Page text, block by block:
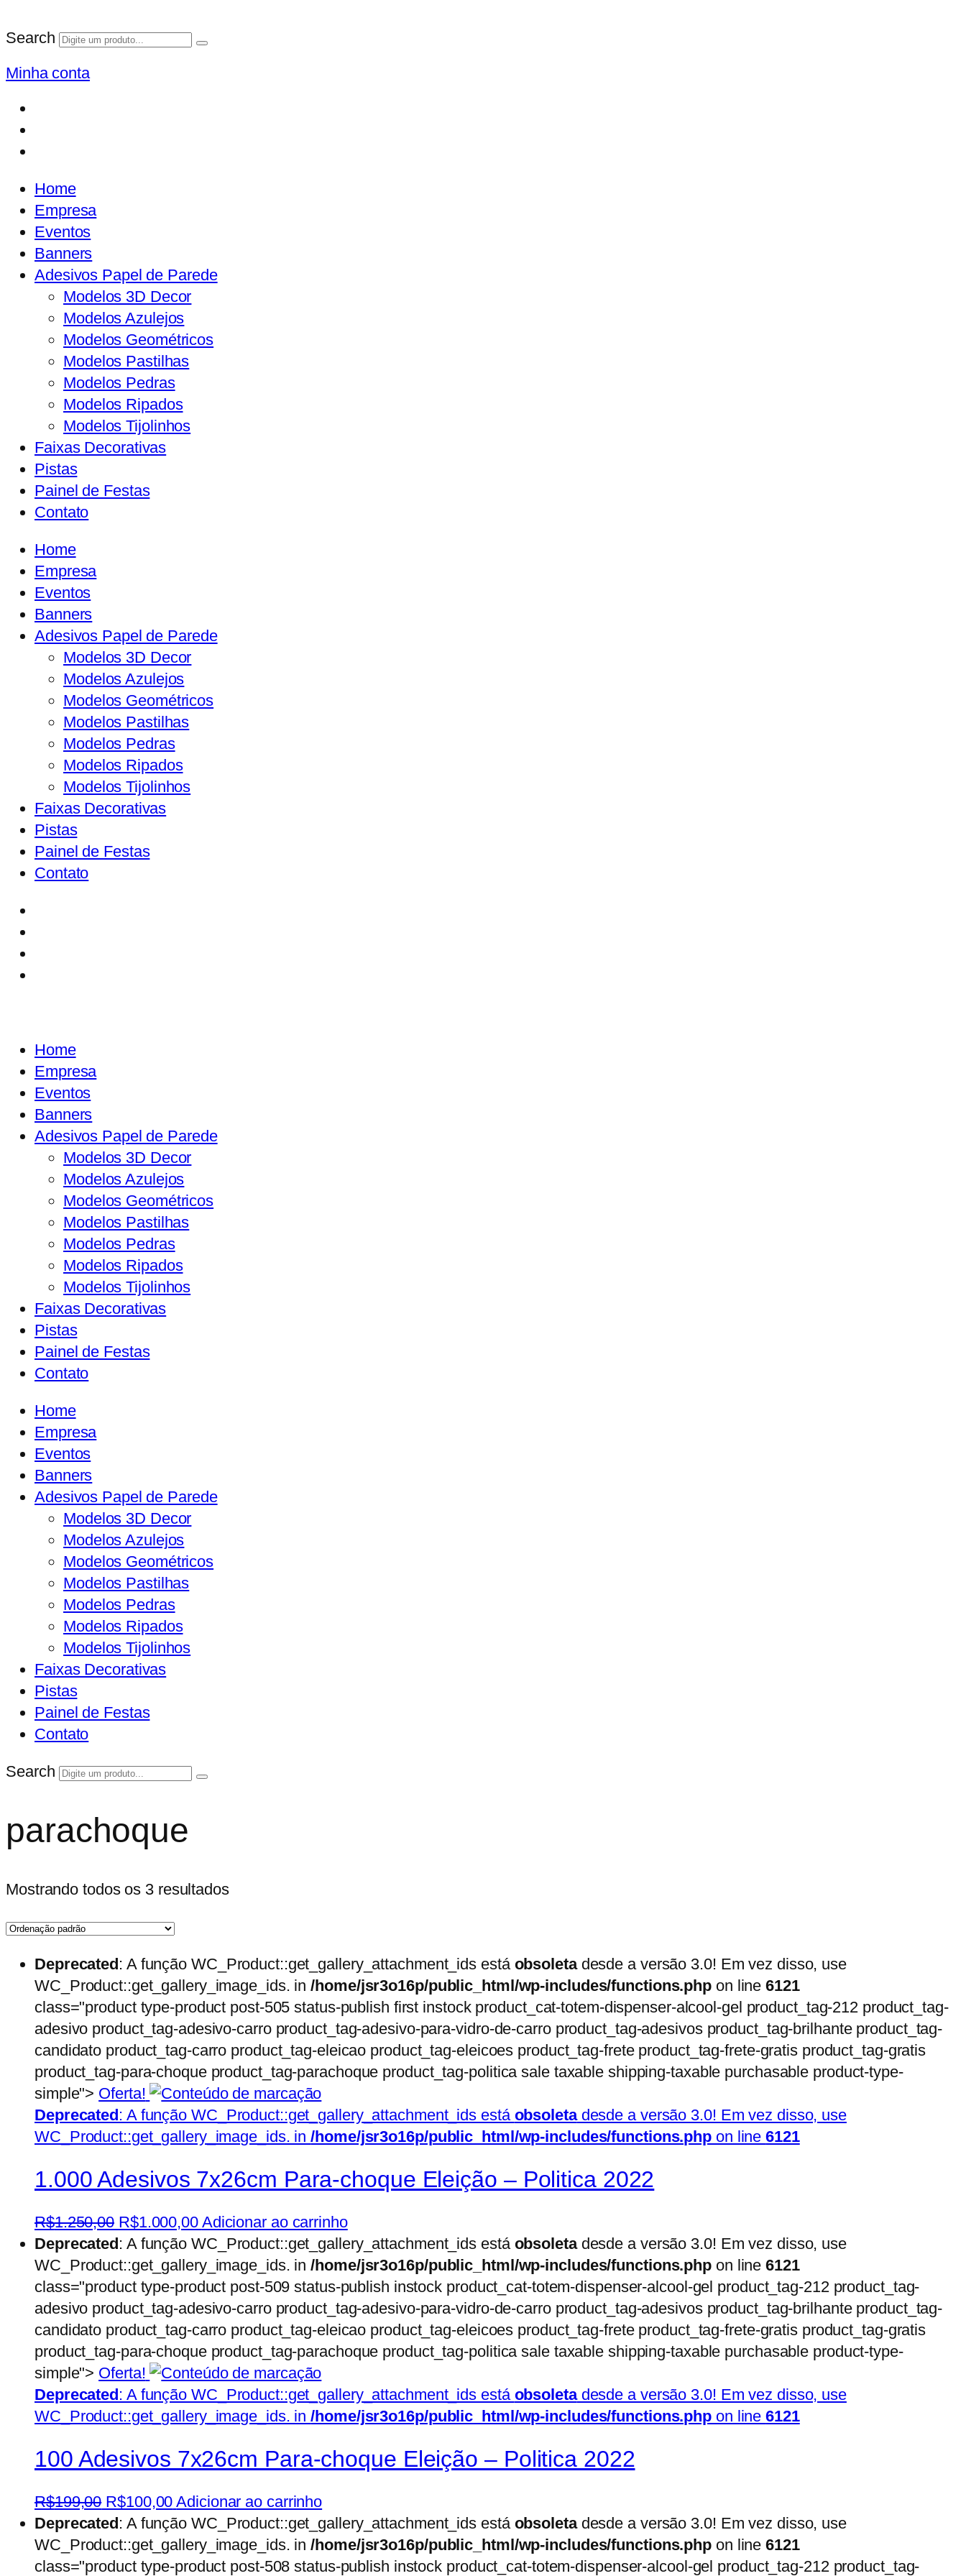
Search
Minha conta
Home
Empresa
Eventos
Banners
Adesivos Papel de Parede
Modelos 3D Decor
Modelos Azulejos
Modelos Geométricos
Modelos Pastilhas
Modelos Pedras
Modelos Ripados
Modelos Tijolinhos
Faixas Decorativas
Pistas
Painel de Festas
Contato
Home
Empresa
Eventos
Banners
Adesivos Papel de Parede
Modelos 3D Decor
Modelos Azulejos
Modelos Geométricos
Modelos Pastilhas
Modelos Pedras
Modelos Ripados
Modelos Tijolinhos
Faixas Decorativas
Pistas
Painel de Festas
Contato
Home
Empresa
Eventos
Banners
Adesivos Papel de Parede
Modelos 3D Decor
Modelos Azulejos
Modelos Geométricos
Modelos Pastilhas
Modelos Pedras
Modelos Ripados
Modelos Tijolinhos
Faixas Decorativas
Pistas
Painel de Festas
Contato
Home
Empresa
Eventos
Banners
Adesivos Papel de Parede
Modelos 3D Decor
Modelos Azulejos
Modelos Geométricos
Modelos Pastilhas
Modelos Pedras
Modelos Ripados
Modelos Tijolinhos
Faixas Decorativas
Pistas
Painel de Festas
Contato
Search
parachoque
Mostrando todos os 3 resultados
Deprecated: A função WC_Product::get_gallery_attachment_ids está obsoletadesde a versão 3.0! Em vez disso, use
WC_Product::get_gallery_image_ids. in/home/jsr3o16p/public_html/wp-includes/functions.php on line6121
class="product type-product post-505 status-publish first instock product_cat-totem-dispenser-alcool-gel product_tag-212 product_tag-
adesivo product_tag-adesivo-carro product_tag-adesivo-para-vidro-de-carro product_tag-adesivos product_tag-brilhante product_tag-
candidato product_tag-carro product_tag-eleicao product_tag-eleicoes product_tag-frete product_tag-frete-gratis product_tag-gratis
product_tag-para-choque product_tag-parachoque product_tag-politica sale taxable shipping-taxable purchasable product-type-
simple"> Oferta!
Deprecated: A função WC_Product::get_gallery_attachment_ids está obsoletadesde a versão 3.0! Em vez disso, use
WC_Product::get_gallery_image_ids. in/home/jsr3o16p/public_html/wp-includes/functions.php on line6121
1.000 Adesivos 7x26cm Para-choque Eleição – Politica 2022
R$1.250,00 O
preço
original
era:
R$1.250,00.
R$1.000,00O
preço
atual
é:
R$1.000,00.
Adicionar ao carrinho
Deprecated: A função WC_Product::get_gallery_attachment_ids está obsoletadesde a versão 3.0! Em vez disso, use
WC_Product::get_gallery_image_ids. in/home/jsr3o16p/public_html/wp-includes/functions.php on line6121
class="product type-product post-509 status-publish instock product_cat-totem-dispenser-alcool-gel product_tag-212 product_tag-
adesivo product_tag-adesivo-carro product_tag-adesivo-para-vidro-de-carro product_tag-adesivos product_tag-brilhante product_tag-
candidato product_tag-carro product_tag-eleicao product_tag-eleicoes product_tag-frete product_tag-frete-gratis product_tag-gratis
product_tag-para-choque product_tag-parachoque product_tag-politica sale taxable shipping-taxable purchasable product-type-
simple"> Oferta!
Deprecated: A função WC_Product::get_gallery_attachment_ids está obsoletadesde a versão 3.0! Em vez disso, use
WC_Product::get_gallery_image_ids. in/home/jsr3o16p/public_html/wp-includes/functions.php on line6121
100 Adesivos 7x26cm Para-choque Eleição – Politica 2022
R$199,00 O
preço
original
era:
R$100,00O
preço
atual
é:
Adicionar ao carrinho
Deprecated: A função WC_Product::get_gallery_attachment_ids está obsoletadesde a versão 3.0! Em vez disso, use
WC_Product::get_gallery_image_ids. in/home/jsr3o16p/public_html/wp-includes/functions.php on line6121
class="product type-product post-508 status-publish instock product_cat-totem-dispenser-alcool-gel product_tag-212 product_tag-